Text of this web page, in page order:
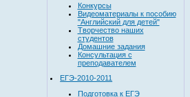
Конкурсы
Видеоматериалы к пособию
"Английский для детей"
Творчество наших
студентов
Домашние задания
Консультация с
преподавателем
ЕГЭ-2010-2011
Подготовка к ЕГЭ